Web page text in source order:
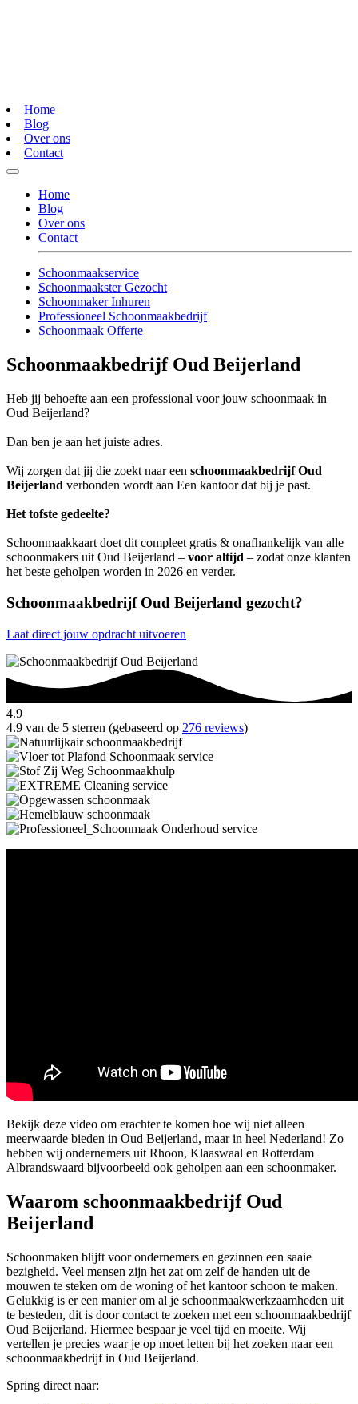
Home
Blog
Over ons
Contact
Home
Blog
Over ons
Contact
Schoonmaakservice
Schoonmaakster Gezocht
Schoonmaker Inhuren
Professioneel Schoonmaakbedrijf
Schoonmaak Offerte
Schoonmaakbedrijf Oud Beijerland
Heb jij behoefte aan een professional voor jouw schoonmaak in
Oud Beijerland?
Dan ben je aan het juiste adres.
Wij zorgen dat jij die zoekt naar een schoonmaakbedrijf Oud
Beijerland verbonden wordt aan Een kantoor dat bij je past.
Het tofste gedeelte?
Schoonmaakkaart doet dit compleet gratis & onafhankelijk van alle
schoonmakers uit Oud Beijerland – voor altijd – zodat onze klanten
het beste geholpen worden in 2026 en verder.
Schoonmaakbedrijf Oud Beijerland gezocht?
Laat direct jouw opdracht uitvoeren
4.9
4.9 van de 5 sterren (gebaseerd op 276 reviews)
Bekijk deze video om erachter te komen hoe wij niet alleen
meerwaarde bieden in Oud Beijerland, maar in heel Nederland! Zo
hebben wij ondernemers uit Rhoon, Klaaswaal en Rotterdam
Albrandswaard bijvoorbeeld ook geholpen aan een schoonmaker.
Waarom schoonmaakbedrijf Oud
Beijerland
Schoonmaken blijft voor ondernemers en gezinnen een saaie
bezigheid. Veel mensen zijn het zat om zelf de handen uit de
mouwen te steken om de woning of het kantoor schoon te maken.
Gelukkig is er een manier om al je schoonmaakwerkzaamheden uit
te besteden, dit is door contact te zoeken met een schoonmaakbedrijf
Oud Beijerland. Hiermee bespaar je veel tijd en moeite. Wij
vertellen je precies waar je op moet letten bij het zoeken naar een
schoonmaakbedrijf in Oud Beijerland.
Spring direct naar: